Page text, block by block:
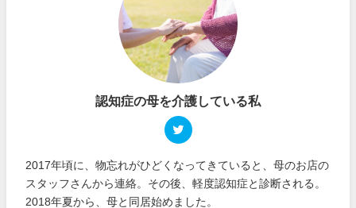
認知症の母を介護している私
2017年頃に、物忘れがひどくなってきていると、母のお店の
スタッフさんから連絡。その後、軽度認知症と診断される。
2018年夏から、母と同居始めました。